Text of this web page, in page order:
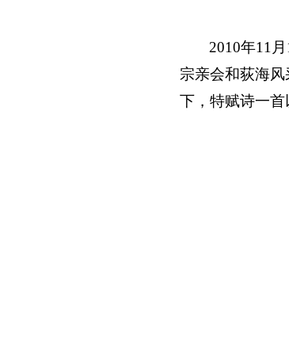
2010年11 月
宗亲会和荻海
下，特赋诗一首